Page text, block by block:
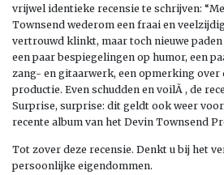
vrijwel identieke recensie te schrijven:
Townsend wederom een fraai en
vertrouwd klinkt, maar toch nieuwe paden
een paar bespiegelingen op humor, een
zang- en gitaarwerk, een opmerking over
productie. Even schudden en voilÃ , de
Surprise, surprise: dit geldt ook weer voor
recente album van het Devin Townsend
Tot zover deze recensie. Denkt u bij het
persoonlijke eigendommen.